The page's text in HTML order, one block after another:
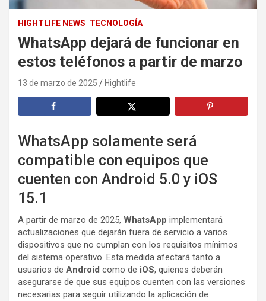
HIGHTLIFE NEWS TECNOLOGÍA
WhatsApp dejará de funcionar en
estos teléfonos a partir de marzo
13 de marzo de 2025 Hightlife
WhatsApp solamente será
compatible con equipos que
cuenten con Android 5.0 y iOS
15.1
A partir de marzo de 2025, WhatsApp implementará
actualizaciones que dejarán fuera de servicio a varios
dispositivos que no cumplan con los requisitos mínimos
del sistema operativo. Esta medida afectará tanto a
usuarios de Android como de iOS, quienes deberán
asegurarse de que sus equipos cuenten con las versiones
necesarias para seguir utilizando la aplicación de